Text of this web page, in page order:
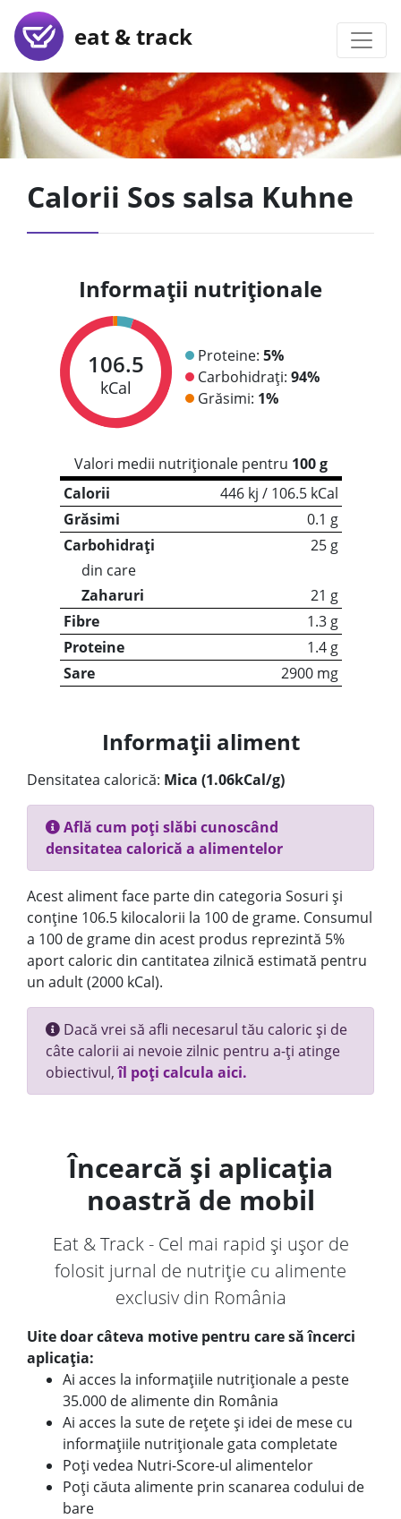
eat & track
Calorii Sos salsa Kuhne
Informații nutriționale
106.5
kCal
Proteine: 5%
Carbohidrați: 94%
Grăsimi: 1%
Valori medii nutriționale pentru 100 g
Calorii
446 kj / 106.5 kCal
Grăsimi
0.1 g
Carbohidrați
25 g
din care
Zaharuri
21 g
Fibre
1.3 g
Proteine
1.4 g
Sare
2900 mg
Informații aliment
Densitatea calorică: Mica (1.06kCal/g)
Află cum poți slăbi cunoscând
densitatea calorică a alimentelor
Acest aliment face parte din categoria Sosuri și
conține 106.5 kilocalorii la 100 de grame. Consumul
a 100 de grame din acest produs reprezintă 5%
aport caloric din cantitatea zilnică estimată pentru
un adult (2000 kCal).
Dacă vrei să afli necesarul tău caloric și de
câte calorii ai nevoie zilnic pentru a-ți atinge
obiectivul,îl poți calcula aici.
Încearcă și aplicația
noastră de mobil
Eat & Track - Cel mai rapid și ușor de
folosit jurnal de nutriție cu alimente
exclusiv din România
Uite doar câteva motive pentru care să încerci
aplicația:
Ai acces la informațiile nutriționale a peste
35.000 de alimente din România
Ai acces la sute de rețete și idei de mese cu
informațiile nutriționale gata completate
Poți vedea Nutri-Score-ul alimentelor
Poți căuta alimente prin scanarea codului de
bare